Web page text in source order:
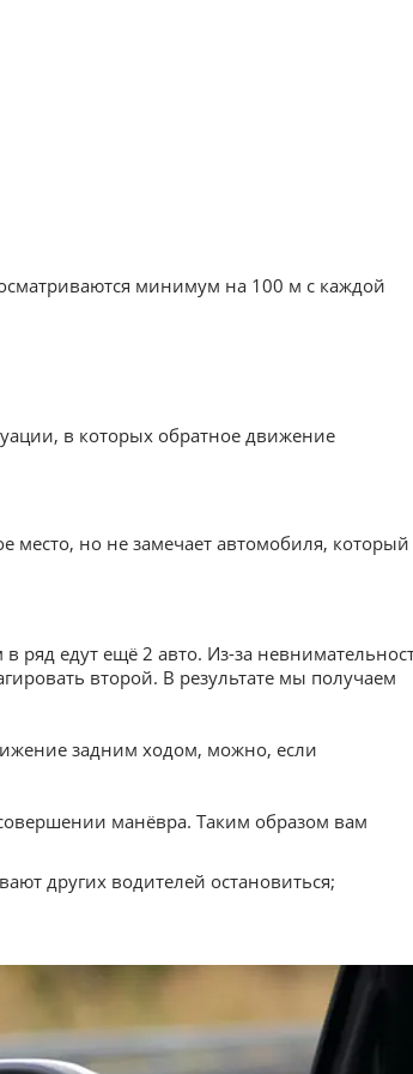
минимум на 100 м с каждой
в которых обратное движение
место, но не замечает автомобиля, который
ряд едут ещё 2 авто. Из-за
второй. В результате мы получаем
задним ходом, можно, если
манёвра. Таким образом вам
других водителей остановиться;